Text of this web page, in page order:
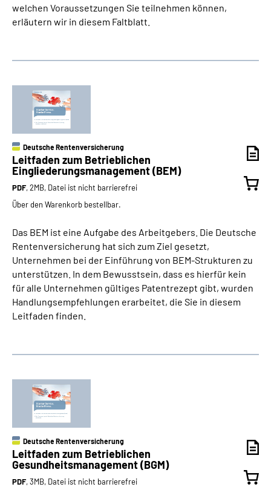
welchen Voraussetzungen Sie teilnehmen können,
erläutern wir in diesem Faltblatt.
Deutsche Rentenversicherung
Leitfaden zum Betrieblichen
Eingliederungsmanagement (BEM)
PDF, 2MB, Datei ist nicht barrierefrei
Über den Warenkorb bestellbar.
Das BEM ist eine Aufgabe des Arbeitgebers. Die Deutsche
Rentenversicherung hat sich zum Ziel gesetzt,
Unternehmen bei der Einführung von BEM-Strukturen zu
unterstützen. In dem Bewusstsein, dass es hierfür kein
für alle Unternehmen gültiges Patentrezept gibt, wurden
Handlungsempfehlungen erarbeitet, die Sie in diesem
Leitfaden finden.
Deutsche Rentenversicherung
Leitfaden zum Betrieblichen
Gesundheitsmanagement (BGM)
PDF, 3MB, Datei ist nicht barrierefrei